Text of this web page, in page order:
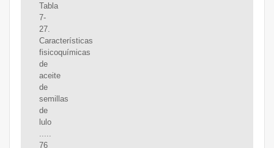
Tabla
7-
27.
Características
fisicoquímicas
de
aceite
de
semillas
de
lulo
.....
76